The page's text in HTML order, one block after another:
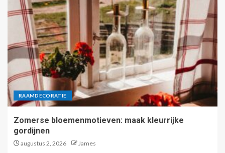
RAAMDECORATIE
Zomerse bloemenmotieven: maak kleurrijke
gordijnen
augustus 2, 2026 James